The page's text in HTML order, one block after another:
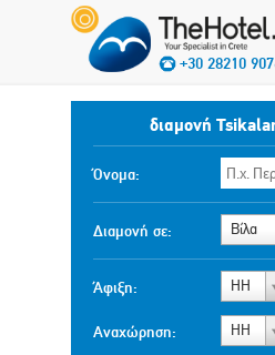
+30 28210
διαμονή
Όνομα:
Διαμονή σε: Βίλα
Άφιξη: ΗΗ
Αναχώρηση: ΗΗ